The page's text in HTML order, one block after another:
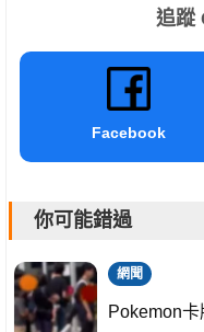
追蹤
Facebook
你可能錯過
網聞
Pokemon